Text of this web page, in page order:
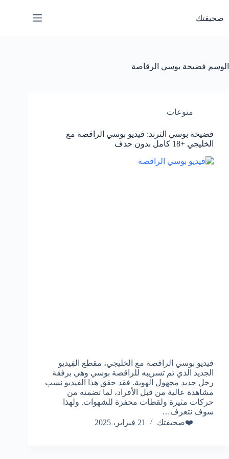
المحتوى
صحيفتك
الوسم فضيحة بوسي الرقاصة
منوعات
فضيحة بوسي الترند: فيديو بوسي الراقصة مع
الخليجي +18 كامل بدون حذف
فيديو بوسي الراقصة مع الخليجي، مقطع الفِيديو
الجديد الذي تم تسريبه للراقصة بوسي وهي برفقة
رجل جديد مجهول الهوية. فقد حقق هذا الفيديو نسب
مشاهدة عالية من قبل الأفراد، لما تضمنه من
حركات مثيرة ولقطات محفزة للشهوات. ولهذا
سوف نتعرف…
❤️صحيفتك
21 فبراير، 2025